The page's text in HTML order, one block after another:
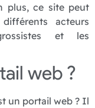
plus, ce site peut
acteurs
et les
web ?
un portail web ? Il